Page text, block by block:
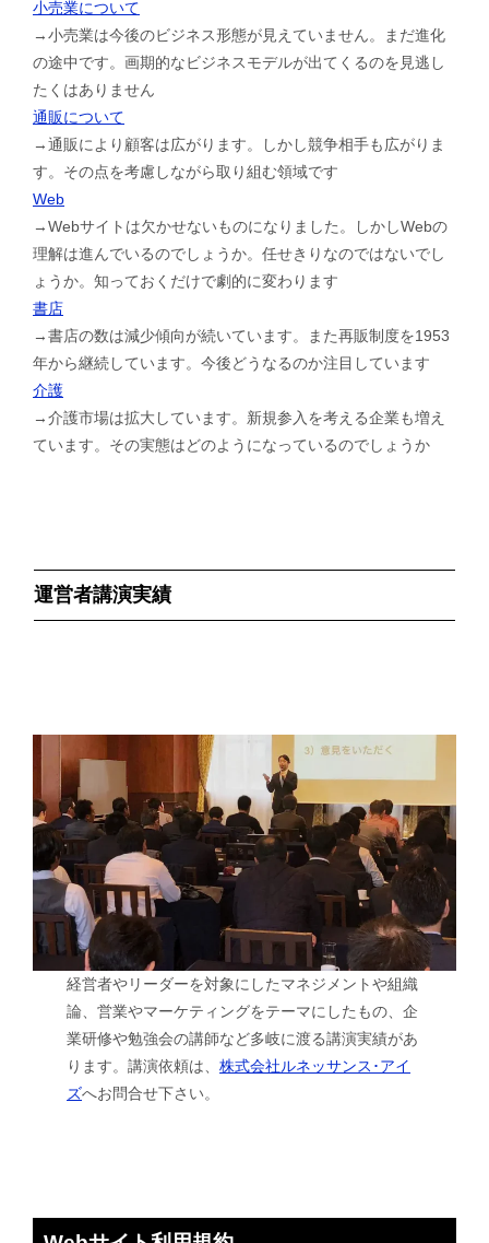
小売業について
→小売業は今後のビジネス形態が見えていません。まだ進化
の途中です。画期的なビジネスモデルが出てくるのを見逃し
たくはありません
通販について
→通販により顧客は広がります。しかし競争相手も広がりま
す。その点を考慮しながら取り組む領域です
Web
→Webサイトは欠かせないものになりました。しかしWebの
理解は進んでいるのでしょうか。任せきりなのではないでし
ょうか。知っておくだけで劇的に変わります
書店
→書店の数は減少傾向が続いています。また再販制度を1953
年から継続しています。今後どうなるのか注目しています
介護
→介護市場は拡大しています。新規参入を考える企業も増え
ています。その実態はどのようになっているのでしょうか
運営者講演実績
経営者やリーダーを対象にしたマネジメントや組織
論、営業やマーケティングをテーマにしたもの、企
業研修や勉強会の講師など多岐に渡る講演実績があ
ります。講演依頼は、株式会社ルネッサンス･アイ
ズへお問合せ下さい。